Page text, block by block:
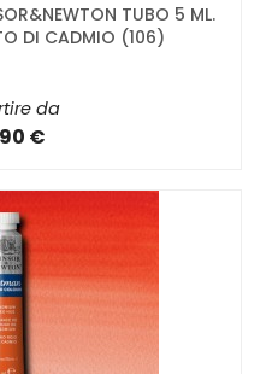
TUBO 5 ML.
DI CADMIO (106)
da
€